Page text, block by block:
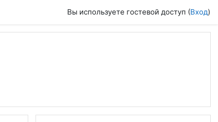
Вы используете гостевой доступ (Вход)